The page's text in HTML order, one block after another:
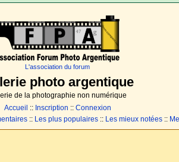
L'association du forum
photo argentique
de la photographie non numérique
Accueil :: Inscription :: Connexion
:: Les plus populaires :: Les mieux notées ::